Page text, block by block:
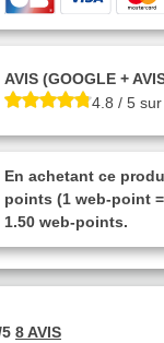
AVIS (GOOGLE +
4.8 / 5
En achetant ce
points (1 web-point
1.50 web-points.
8 AVIS